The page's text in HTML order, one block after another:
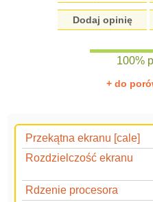
Dodaj opinię
100%
+ do
Przekątna ekranu [cale]
Rozdzielczość ekranu
Rdzenie procesora